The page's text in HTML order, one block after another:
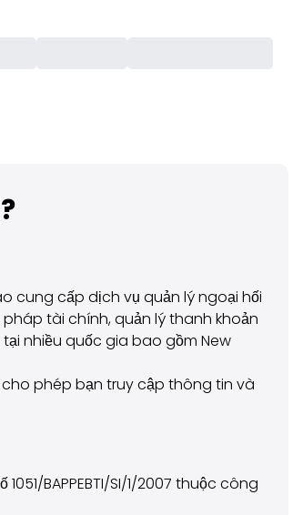
cung cấp dịch vụ quản lý ngoại hối
tài chính, quản lý thanh khoản
nhiều quốc gia bao gồm New
phép bạn truy cập thông tin và
BAPPEBTI/SI/1/2007 thuộc công